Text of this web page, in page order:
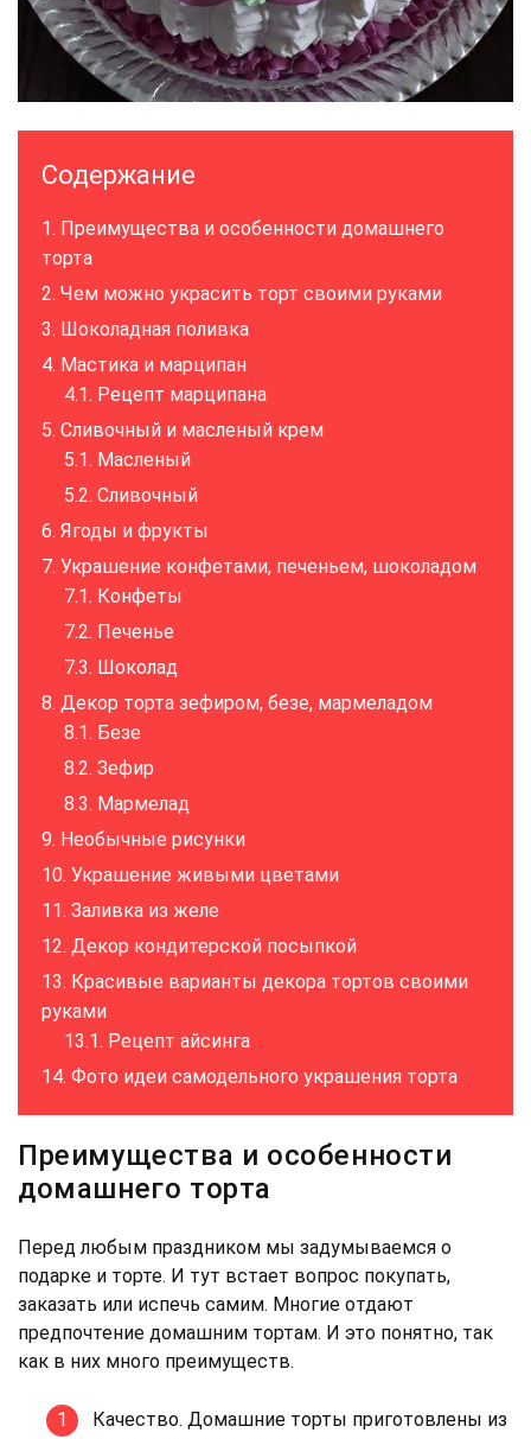
Содержание
Преимущества и особенности домашнего
торта
Чем можно украсить торт своими руками
Шоколадная поливка
Мастика и марципан
Рецепт марципана
Сливочный и масленый крем
Масленый
Сливочный
Ягоды и фрукты
Украшение конфетами, печеньем, шоколадом
Конфеты
Печенье
Шоколад
Декор торта зефиром, безе, мармеладом
Безе
Зефир
Мармелад
Необычные рисунки
Украшение живыми цветами
Заливка из желе
Декор кондитерской посыпкой
Красивые варианты декора тортов своими
руками
Рецепт айсинга
Фото идеи самодельного украшения торта
Преимущества и особенности
домашнего торта
Перед любым праздником мы задумываемся о
подарке и торте. И тут встает вопрос покупать,
заказать или испечь самим. Многие отдают
предпочтение домашним тортам. И это понятно, так
как в них много преимуществ.
Качество. Домашние торты приготовлены из